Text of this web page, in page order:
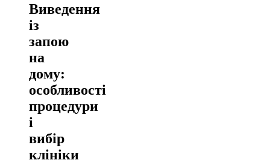
Виведення
із
запою
на
дому:
особливості
процедури
і
вибір
клініки